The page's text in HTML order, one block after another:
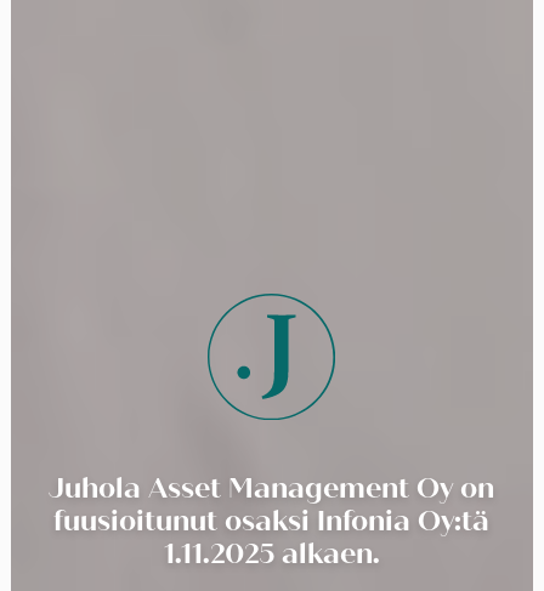
Juhola Asset Management Oy on
fuusioitunut osaksi Infonia Oy:tä
1.11.2025 alkaen.